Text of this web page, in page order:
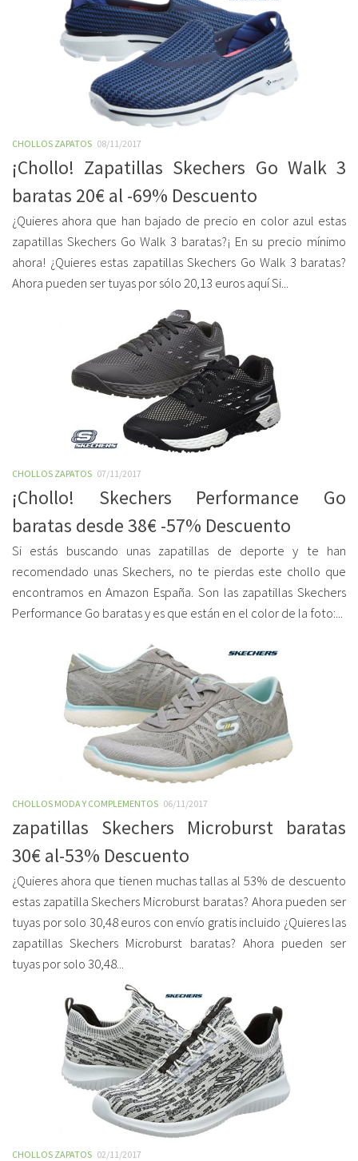
CHOLLOS ZAPATOS 08/11/2017
¡Chollo! Zapatillas Skechers Go Walk 3
baratas 20€ al -69% Descuento
¿Quieres ahora que han bajado de precio en color azul estas
zapatillas Skechers Go Walk 3 baratas?¡ En su precio mínimo
ahora! ¿Quieres estas zapatillas Skechers Go Walk 3 baratas?
Ahora pueden ser tuyas por sólo 20,13 euros aquí Si...
CHOLLOS ZAPATOS 07/11/2017
¡Chollo! Skechers Performance Go
baratas desde 38€ -57% Descuento
Si estás buscando unas zapatillas de deporte y te han
recomendado unas Skechers, no te pierdas este chollo que
encontramos en Amazon España. Son las zapatillas Skechers
Performance Go baratas y es que están en el color de la foto:...
CHOLLOS MODA Y COMPLEMENTOS 06/11/2017
zapatillas Skechers Microburst baratas
30€ al-53% Descuento
¿Quieres ahora que tienen muchas tallas al 53% de descuento
estas zapatilla Skechers Microburst baratas? Ahora pueden ser
tuyas por solo 30,48 euros con envío gratis incluido ¿Quieres las
zapatillas Skechers Microburst baratas? Ahora pueden ser
tuyas por solo 30,48...
CHOLLOS ZAPATOS 02/11/2017